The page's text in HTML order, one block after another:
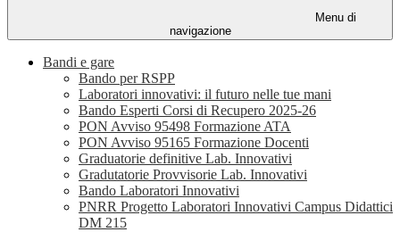
Menu di
navigazione
Bandi e gare
Bando per RSPP
Laboratori innovativi: il futuro nelle tue mani
Bando Esperti Corsi di Recupero 2025-26
PON Avviso 95498 Formazione ATA
PON Avviso 95165 Formazione Docenti
Graduatorie definitive Lab. Innovativi
Gradutatorie Provvisorie Lab. Innovativi
Bando Laboratori Innovativi
PNRR Progetto Laboratori Innovativi Campus Didattici
DM 215